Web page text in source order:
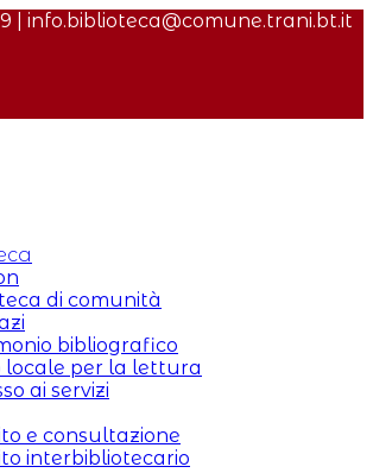
| info.biblioteca@comune.trani.bt.it
di comunità
bibliografico
locale per la lettura
ai servizi
e consultazione
interbibliotecario